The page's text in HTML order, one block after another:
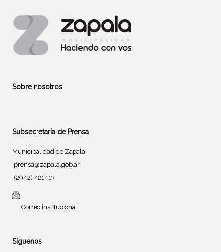
Sobre nosotros
Subsecretaría de Prensa
Municipalidad de Zapala
prensa@zapala.gob.ar
(2942) 421413
Correo institucional
Síguenos